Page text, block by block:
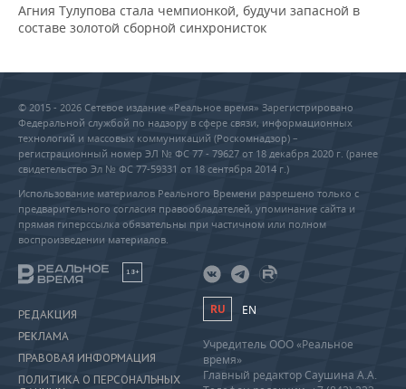
Агния Тулупова стала чемпионкой, будучи запасной в
составе золотой сборной синхронисток
© 2015 - 2026 Сетевое издание «Реальное время» Зарегистрировано
Федеральной службой по надзору в сфере связи, информационных
технологий и массовых коммуникаций (Роскомнадзор) –
регистрационный номер ЭЛ № ФС 77 - 79627 от 18 декабря 2020 г. (ранее
свидетельство Эл № ФС 77-59331 от 18 сентября 2014 г.)
Использование материалов Реального Времени разрешено только с
предварительного согласия правообладателей, упоминание сайта и
прямая гиперссылка обязательны при частичном или полном
воспроизведении материалов.
18+
РЕДАКЦИЯ
РЕКЛАМА
ПРАВОВАЯ ИНФОРМАЦИЯ
ПОЛИТИКА О ПЕРСОНАЛЬНЫХ
RU EN
Учредитель ООО «Реальное
время»
Главный редактор Саушина А.А.